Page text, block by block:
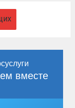
пп. 1 п. 1 ст.
вместе